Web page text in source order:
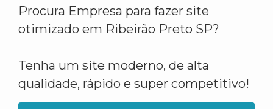
Procura Empresa para fazer site
otimizado em Ribeirão Preto SP?
Tenha um site moderno, de alta
qualidade, rápido e super competitivo!